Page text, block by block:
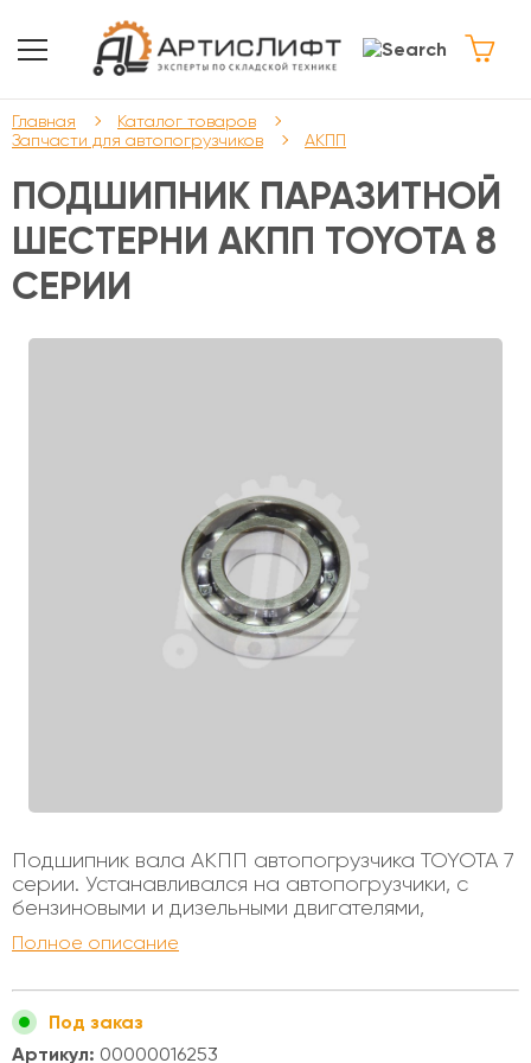
Главная
Каталог товаров
Запчасти для автопогрузчиков
АКПП
ПОДШИПНИК ПАРАЗИТНОЙ
ШЕСТЕРНИ АКПП TOYOTA 8
СЕРИИ
Подшипник вала АКПП автопогрузчика TOYOTA 7
серии. Устанавливался на автопогрузчики, с
бензиновыми и дизельными двигателями,
грузоподъемностью от 1 до 3х тонн. Подшипник
шариковый Диаметр внутренний - 25мм Диаметр
Полное описание
Под заказ
Артикул: 00000016253